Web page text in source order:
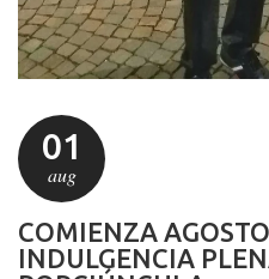
01
aug
COMIENZA
INDULGENCIA